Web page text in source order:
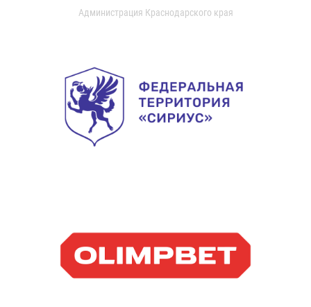
Администрация Краснодарского края